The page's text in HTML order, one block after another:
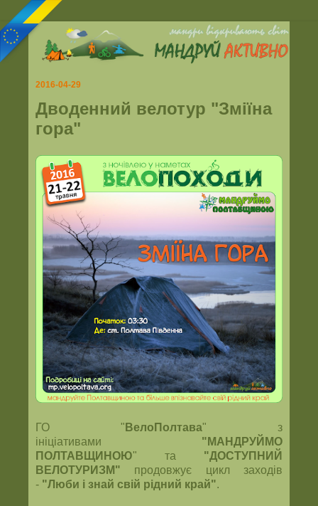
2016-04-29
Дводенний велотур "Зміїна
гора"
ГО " ВелоПолтава" з
ініціативами "МАНДРУЙМО
ПОЛТАВЩИНОЮ" та "ДОСТУПНИЙ
ВЕЛОТУРИЗМ" продовжує цикл заходів
- "Люби і знай свій рідний край".